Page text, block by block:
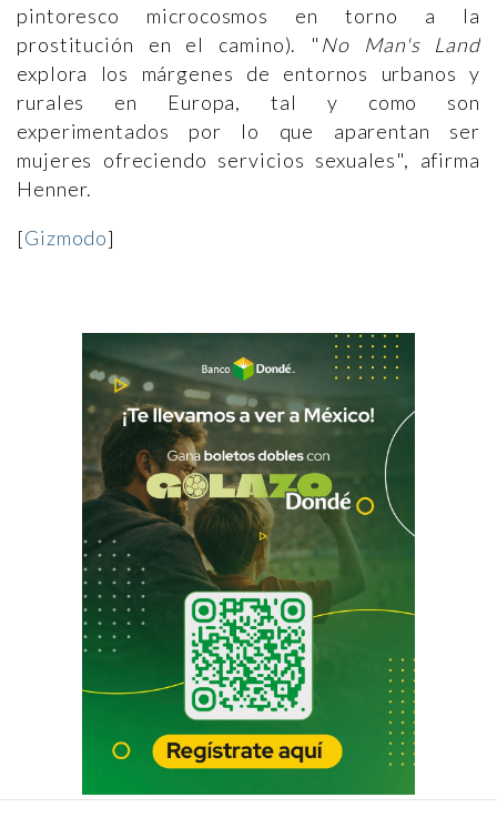
pintoresco microcosmos en torno a la
prostitución en el camino). " No Man's Land
explora los márgenes de entornos urbanos y
rurales en Europa, tal y como son
experimentados por lo que aparentan ser
mujeres ofreciendo servicios sexuales", afirma
Henner.
[Gizmodo]